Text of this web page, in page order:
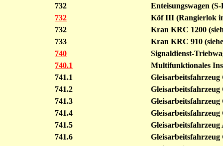
732
Enteisungswagen
732
Köf III (Rangierlok
732
Kran KRC 1200
733
Kran KRC 910
740
Signaldienst-
740.1
Multifunktionales
741.1
741.2
741.3
741.4
741.5
741.6